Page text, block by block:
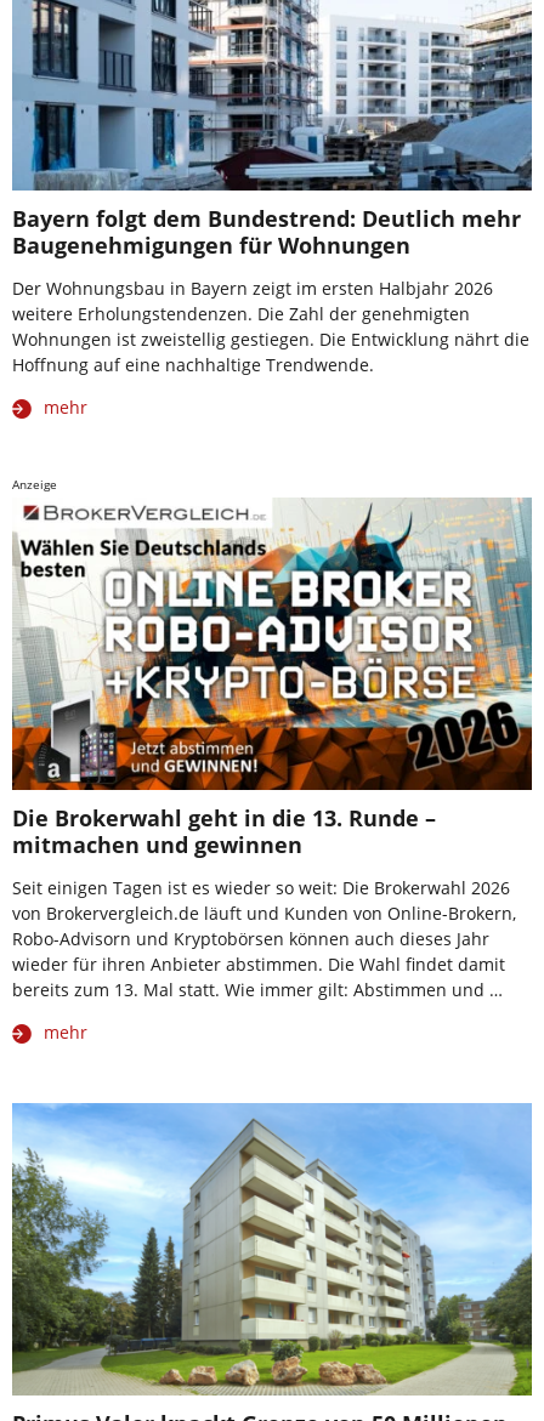
Bayern folgt dem Bundestrend: Deutlich mehr
Baugenehmigungen für Wohnungen
Der Wohnungsbau in Bayern zeigt im ersten Halbjahr 2026
weitere Erholungstendenzen. Die Zahl der genehmigten
Wohnungen ist zweistellig gestiegen. Die Entwicklung nährt die
Hoffnung auf eine nachhaltige Trendwende.
mehr
Anzeige
Die Brokerwahl geht in die 13. Runde –
mitmachen und gewinnen
Seit einigen Tagen ist es wieder so weit: Die Brokerwahl 2026
von Brokervergleich.de läuft und Kunden von Online-Brokern,
Robo-Advisorn und Kryptobörsen können auch dieses Jahr
wieder für ihren Anbieter abstimmen. Die Wahl findet damit
bereits zum 13. Mal statt. Wie immer gilt: Abstimmen und …
mehr